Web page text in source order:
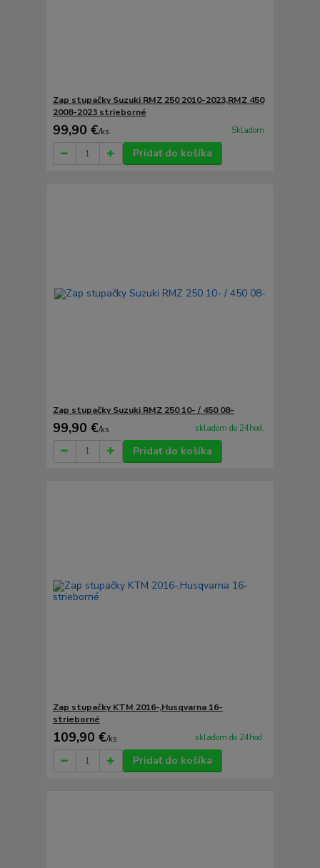
Zap stupačky Suzuki RMZ 250 2010-2023,RMZ 450
2008-2023 strieborné
99,90 €/ks Skladom
Pridať do košíka
Zap stupačky Suzuki RMZ 250 10- / 450 08-
99,90 €/ks skladom do 24hod.
Pridať do košíka
Zap stupačky KTM 2016-,Husqvarna 16-
strieborné
109,90 €/ks skladom do 24hod.
Pridať do košíka